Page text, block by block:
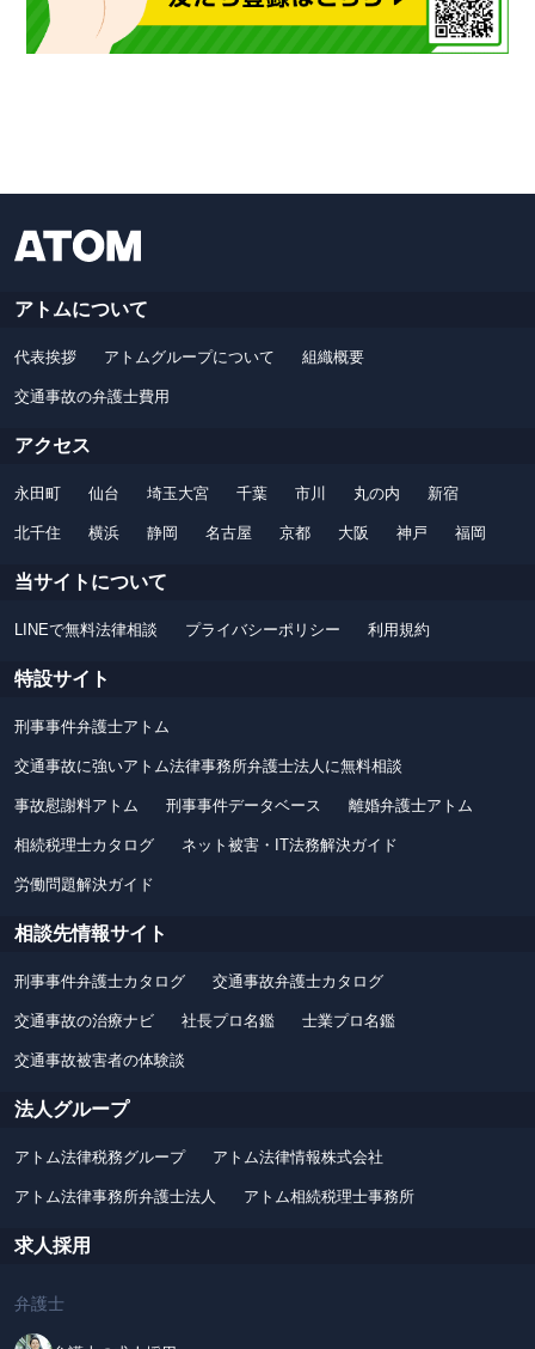
アトムについて
代表挨拶 アトムグループについて 組織概要
交通事故の弁護士費用
アクセス
永田町 仙台 埼玉大宮 千葉 市川 丸の内 新宿
北千住 横浜 静岡 名古屋 京都 大阪 神戸 福岡
当サイトについて
LINEで無料法律相談 プライバシーポリシー 利用規約
特設サイト
刑事事件弁護士アトム
交通事故に強いアトム法律事務所弁護士法人に無料相談
事故慰謝料アトム 刑事事件データベース 離婚弁護士アトム
相続税理士カタログ ネット被害・IT法務解決ガイド
労働問題解決ガイド
相談先情報サイト
刑事事件弁護士カタログ 交通事故弁護士カタログ
交通事故の治療ナビ 社長プロ名鑑 士業プロ名鑑
交通事故被害者の体験談
法人グループ
アトム法律税務グループ アトム法律情報株式会社
アトム法律事務所弁護士法人 アトム相続税理士事務所
求人採用
弁護士